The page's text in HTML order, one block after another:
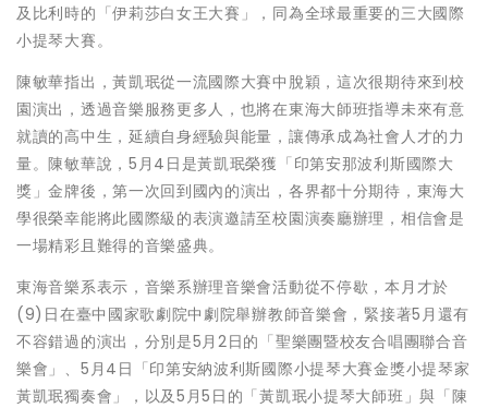
及比利時的「伊莉莎白女王大賽」，同為全球最重要的三大國際
小提琴大賽。
陳敏華指出，黃凱珉從一流國際大賽中脫穎，這次很期待來到校
園演出，透過音樂服務更多人，也將在東海大師班指導未來有意
就讀的高中生，延續自身經驗與能量，讓傳承成為社會人才的力
量。陳敏華說，5月4日是黃凱珉榮獲「印第安那波利斯國際大
獎」金牌後，第一次回到國內的演出，各界都十分期待，東海大
學很榮幸能將此國際級的表演邀請至校園演奏廳辦理，相信會是
一場精彩且難得的音樂盛典。
東海音樂系表示，音樂系辦理音樂會活動從不停歇，本月才於
(9)日在臺中國家歌劇院中劇院舉辦教師音樂會，緊接著5月還有
不容錯過的演出，分別是5月2日的「聖樂團暨校友合唱團聯合音
樂會」、5月4日「印第安納波利斯國際小提琴大賽金獎小提琴家
黃凱珉獨奏會」，以及5月5日的「黃凱珉小提琴大師班」與「陳